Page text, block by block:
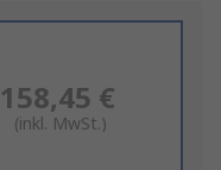
158,45 €
(inkl. MwSt.)